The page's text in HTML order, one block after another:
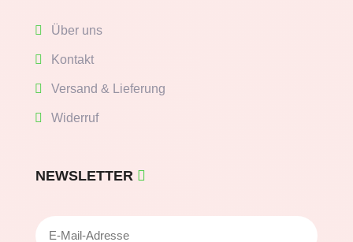
Über uns
Kontakt
Versand & Lieferung
Widerruf
NEWSLETTER